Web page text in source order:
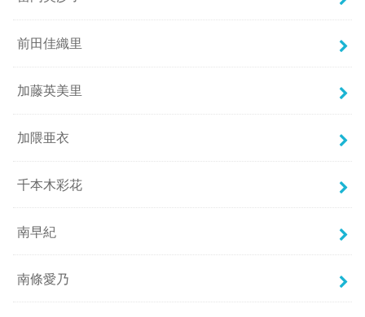
前田佳織里
加藤英美里
加隈亜衣
千本木彩花
南早紀
南條愛乃